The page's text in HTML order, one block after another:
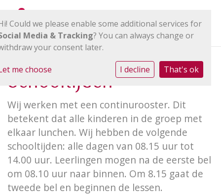
Schooltijden
Wij werken met een continurooster. Dit
betekent dat alle kinderen in de groep met
elkaar lunchen. Wij hebben de volgende
schooltijden: alle dagen van 08.15 uur tot
14.00 uur. Leerlingen mogen na de eerste bel
om 08.10 uur naar binnen. Om 8.15 gaat de
tweede bel en beginnen de lessen.
Could we please enable some additional services for
Media & Tracking? You can always change or
your consent later.
me choose I decline That's ok